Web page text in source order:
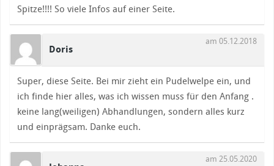
Spitze!!!! So viele Infos auf einer Seite.
Doris
am 05.12.2018
Super, diese Seite. Bei mir zieht ein Pudelwelpe ein, und
ich finde hier alles, was ich wissen muss für den Anfang .
keine lang(weiligen) Abhandlungen, sondern alles kurz
und einprägsam. Danke euch.
am 25.05.2020